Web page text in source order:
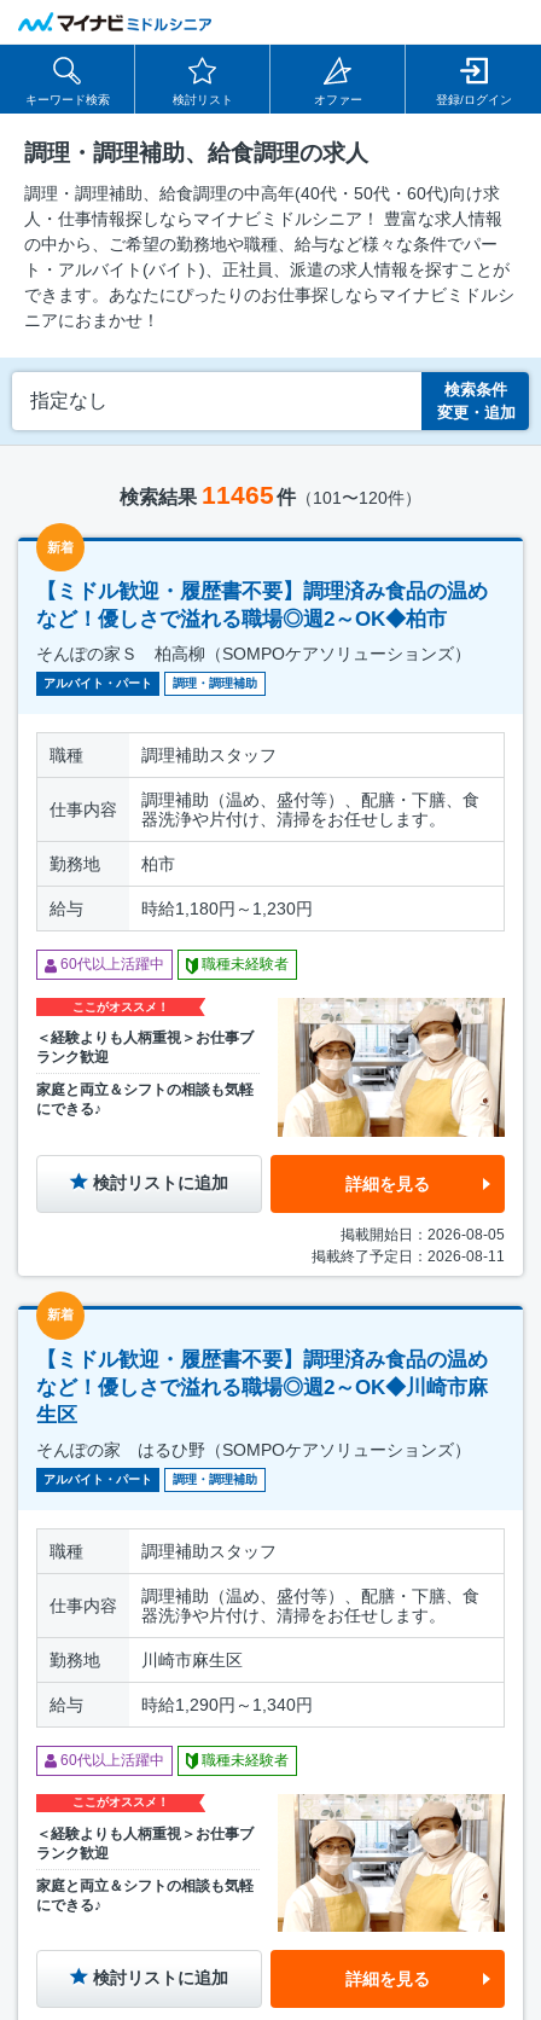
キーワード検索 検討リスト オファー 登録/ログイン
調理・調理補助、給食調理の求人
調理・調理補助、給食調理の中⾼年(40代・50代・60代)向け求
⼈・仕事情報探しならマイナビミドルシニア！ 豊富な求人情報
の中から、ご希望の勤務地や職種、給与など様々な条件でパー
ト・アルバイト(バイト)、正社員、派遣の求人情報を探すことが
できます。あなたにぴったりのお仕事探しならマイナビミドルシ
ニアにおまかせ！
指定なし
検索条件
変更・追加
検索結果 11465件（101〜120件）
新着
【ミドル歓迎・履歴書不要】調理済み食品の温め
など！優しさで溢れる職場◎週2～OK◆柏市
そんぽの家Ｓ 柏高柳（SOMPOケアソリューションズ）
アルバイト・パート 調理・調理補助
職種 調理補助スタッフ
仕事内容
調理補助（温め、盛付等）、配膳・下膳、食
器洗浄や片付け、清掃をお任せします。
勤務地 柏市
給与 時給1,180円～1,230円
60代以上活躍中 職種未経験者
ここがオススメ！
＜経験よりも人柄重視＞お仕事ブ
ランク歓迎
家庭と両立＆シフトの相談も気軽
にできる♪
検討リストに追加 詳細を見る
掲載開始日：2026-08-05
掲載終了予定日：2026-08-11
新着
【ミドル歓迎・履歴書不要】調理済み食品の温め
など！優しさで溢れる職場◎週2～OK◆川崎市麻
生区
そんぽの家 はるひ野（SOMPOケアソリューションズ）
アルバイト・パート 調理・調理補助
職種 調理補助スタッフ
仕事内容
調理補助（温め、盛付等）、配膳・下膳、食
器洗浄や片付け、清掃をお任せします。
勤務地 川崎市麻生区
給与 時給1,290円～1,340円
60代以上活躍中 職種未経験者
ここがオススメ！
＜経験よりも人柄重視＞お仕事ブ
ランク歓迎
家庭と両立＆シフトの相談も気軽
にできる♪
検討リストに追加 詳細を見る